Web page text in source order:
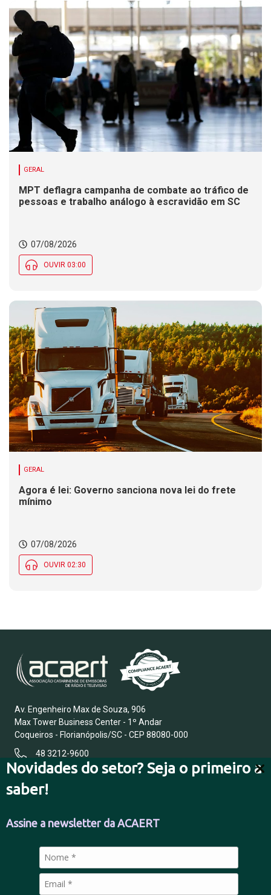
Novidades do setor? Seja o primeiro a
saber!
Assine a newsletter da ACAERT
GERAL
MPT deflagra campanha de combate ao tráfico de
pessoas e trabalho análogo à escravidão em SC
07/08/2026
OUVIR 03:00
GERAL
Agora é lei: Governo sanciona nova lei do frete
mínimo
07/08/2026
OUVIR 02:30
Av. Engenheiro Max de Souza, 906
Max Tower Business Center - 1º Andar
Coqueiros - Florianópolis/SC - CEP 88080-000
48 3212-9600
FALE CONOSCO
POLÍTICA DE PRIVACIDADE